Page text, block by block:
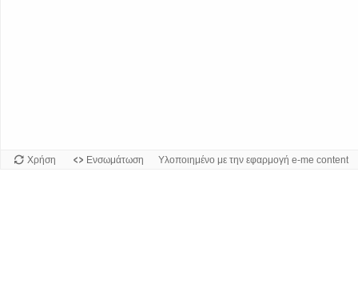
Χρήση Ενσωμάτωση Υλοποιημένο με την εφαρμογή e-me content